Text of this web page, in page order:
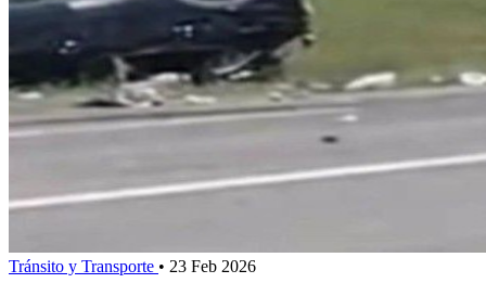
Tránsito y Transporte • 23 Feb 2026